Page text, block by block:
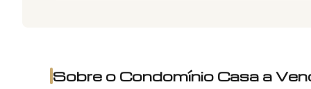
Sobre o Condomínio Casa a